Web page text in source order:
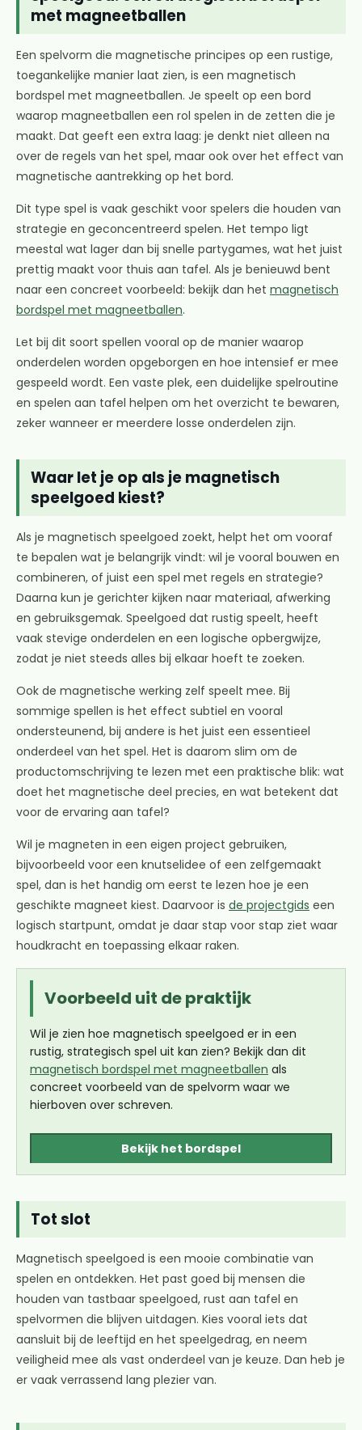
met magneetballen
Een spelvorm die magnetische principes op een rustige,
toegankelijke manier laat zien, is een magnetisch
bordspel met magneetballen. Je speelt op een bord
waarop magneetballen een rol spelen in de zetten die je
maakt. Dat geeft een extra laag: je denkt niet alleen na
over de regels van het spel, maar ook over het effect van
magnetische aantrekking op het bord.
Dit type spel is vaak geschikt voor spelers die houden van
strategie en geconcentreerd spelen. Het tempo ligt
meestal wat lager dan bij snelle partygames, wat het juist
prettig maakt voor thuis aan tafel. Als je benieuwd bent
naar een concreet voorbeeld: bekijk dan het magnetisch
bordspel met magneetballen.
Let bij dit soort spellen vooral op de manier waarop
onderdelen worden opgeborgen en hoe intensief er mee
gespeeld wordt. Een vaste plek, een duidelijke spelroutine
en spelen aan tafel helpen om het overzicht te bewaren,
zeker wanneer er meerdere losse onderdelen zijn.
Waar let je op als je magnetisch
speelgoed kiest?
Als je magnetisch speelgoed zoekt, helpt het om vooraf
te bepalen wat je belangrijk vindt: wil je vooral bouwen en
combineren, of juist een spel met regels en strategie?
Daarna kun je gerichter kijken naar materiaal, afwerking
en gebruiksgemak. Speelgoed dat rustig speelt, heeft
vaak stevige onderdelen en een logische opbergwijze,
zodat je niet steeds alles bij elkaar hoeft te zoeken.
Ook de magnetische werking zelf speelt mee. Bij
sommige spellen is het effect subtiel en vooral
ondersteunend, bij andere is het juist een essentieel
onderdeel van het spel. Het is daarom slim om de
productomschrijving te lezen met een praktische blik: wat
doet het magnetische deel precies, en wat betekent dat
voor de ervaring aan tafel?
Wil je magneten in een eigen project gebruiken,
bijvoorbeeld voor een knutselidee of een zelfgemaakt
spel, dan is het handig om eerst te lezen hoe je een
geschikte magneet kiest. Daarvoor is de projectgids een
logisch startpunt, omdat je daar stap voor stap ziet waar
houdkracht en toepassing elkaar raken.
Voorbeeld uit de praktijk
Wil je zien hoe magnetisch speelgoed er in een
rustig, strategisch spel uit kan zien? Bekijk dan dit
magnetisch bordspel met magneetballen als
concreet voorbeeld van de spelvorm waar we
hierboven over schreven.
Bekijk het bordspel
Tot slot
Magnetisch speelgoed is een mooie combinatie van
spelen en ontdekken. Het past goed bij mensen die
houden van tastbaar speelgoed, rust aan tafel en
spelvormen die blijven uitdagen. Kies vooral iets dat
aansluit bij de leeftijd en het speelgedrag, en neem
veiligheid mee als vast onderdeel van je keuze. Dan heb je
er vaak verrassend lang plezier van.